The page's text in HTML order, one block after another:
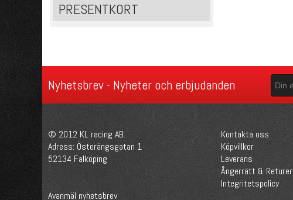
PRESENTKORT
Nyhetsbrev - Nyheter och erbjudanden
© 2012 KL racing AB.
Adress: Österängsgatan 1
52134 Falköping
Avanmäl nyhetsbrev
Kontakta oss
Köpvillkor
Leverans
Ångerrätt & Returer
Integritetspolicy